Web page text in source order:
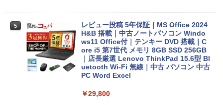
5
レビュー投稿 5年保証｜MS Office 2024
H&B 搭載｜中古ノートパソコン Windo
ws11 Office付｜テンキー DVD 搭載｜C
ore i5 第7世代 メモリ 8GB SSD 256GB
｜店長厳選 Lenovo ThinkPad 15.6型 Bl
uetooth Wi-Fi 無線｜中古 パソコン 中古
PC Word Excel
￥29,800